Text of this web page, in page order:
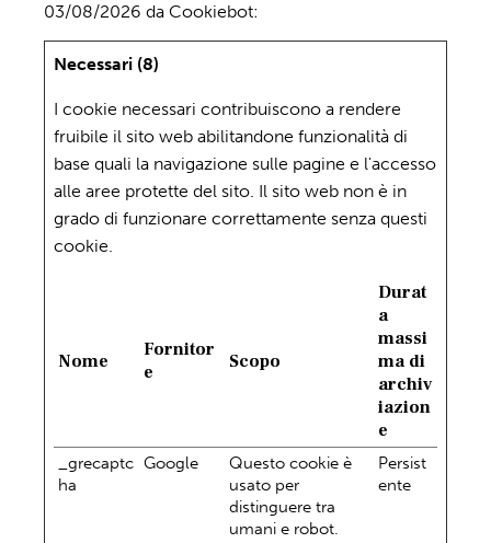
03/08/2026 da Cookiebot:
Necessari (8)
I cookie necessari contribuiscono a rendere
fruibile il sito web abilitandone funzionalità di
base quali la navigazione sulle pagine e l'accesso
alle aree protette del sito. Il sito web non è in
grado di funzionare correttamente senza questi
cookie.
Nome
Fornitor
e
Scopo
Durat
a
massi
ma di
archiv
iazion
e
_grecaptc
ha
Google
Questo cookie è
usato per
distinguere tra
umani e robot.
Persist
ente